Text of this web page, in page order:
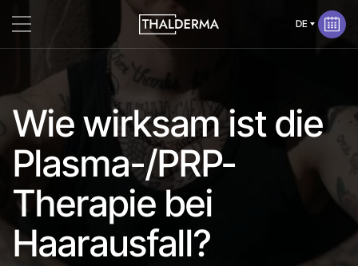
Wie wirksam ist die
Plasma-/PRP-
Therapie bei
Haarausfall?